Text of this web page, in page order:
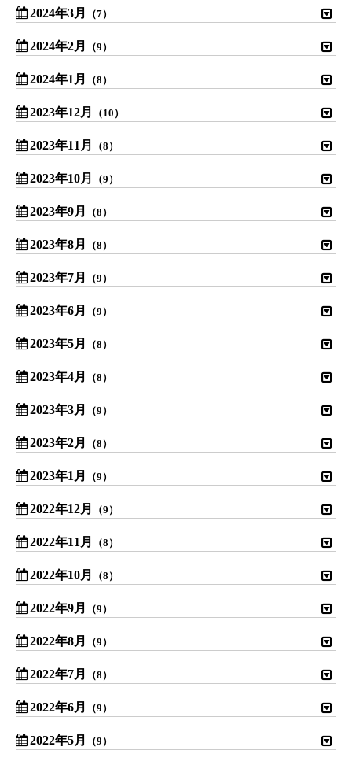
2024年3月 （7）
2024年2月 （9）
2024年1月 （8）
2023年12月 （10）
2023年11月 （8）
2023年10月 （9）
2023年9月 （8）
2023年8月 （8）
2023年7月 （9）
2023年6月 （9）
2023年5月 （8）
2023年4月 （8）
2023年3月 （9）
2023年2月 （8）
2023年1月 （9）
2022年12月 （9）
2022年11月 （8）
2022年10月 （8）
2022年9月 （9）
2022年8月 （9）
2022年7月 （8）
2022年6月 （9）
2022年5月 （9）